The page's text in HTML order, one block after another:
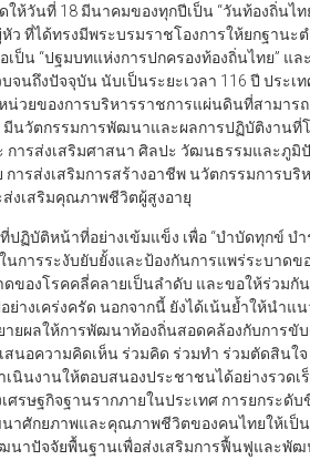
วันที่ 18 มีนาคมของทุกปีเป็น “วันท้องถิ่นไท
ที่ได้ทรงมีพระบรมราชโองการให้ยกฐานะ
น “ปฐมบทแห่งการปกครองท้องถิ่นไทย” แล
นถึงปัจจุบัน นับเป็นระยะเวลา 116 ปี ประเ
น่วยของการบริหารราชการแผ่นดินที่สามาร
นวัตกรรมการพัฒนาและผลการปฏิบัติงานที่
การส่งเสริมศาสนา ศิลปะ วัฒนธรรมและภู
ารส่งเสริมการสร้างอาชีพ นวัตกรรมการบริ
งเสริมคุณภาพชีวิตผู้สูงอายุ
ฏิบัติหน้าที่อย่างเข้มแข็ง เพื่อ “บำบัดทุกข์ บำ
การระงับยับยั้งและป้องกันการแพร่ระบาดข
ของโรคคลี่คลายเป็นลำดับ และขอให้ร่วมกั
งเคร่งครัด นอกจากนี้ ยังได้เน้นย้ำให้นำแน
ยผลให้การพัฒนาท้องถิ่นสอดคล้องกับการขับ
อความคิดเห็น ร่วมคิด ร่วมทำ ร่วมตัดสินใจ
นินงานให้ตอบสนองประชาชนได้อย่างรวดเ
ศรษฐกิจฐานรากภายในประเทศ การยกระดั
นาศักยภาพและคุณภาพชีวิตของคนไทยให้เป็
นาปัจจัยพื้นฐานเพื่อส่งเสริมการฟื้นฟูและพัฒ